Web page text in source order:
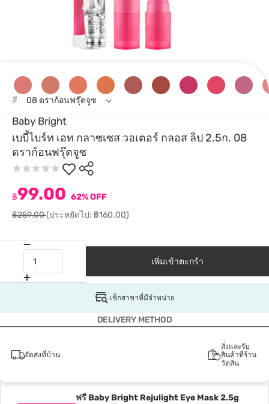
Baby Bright
เบบี้ไบร์ท เอท กลาซเซส วอเตอร์ กลอส ลิป 2.5ก. 08
ดราก้อนฟรุ๊ตจูซ
฿99.00 62% OFF
฿259.00(ประหยัดไป: ฿160.00)
สี 08 ดราก้อนฟรุ๊ตจูซ
เพิ่มเข้าตะกร้า
เช็กสาขาที่มีจำหน่าย
DELIVERY METHOD
จัดส่งที่บ้าน
สั่งและรับ
สินค้าที่ร้าน
วัตสัน
ฟรี Baby Bright Rejulight Eye Mask 2.5g